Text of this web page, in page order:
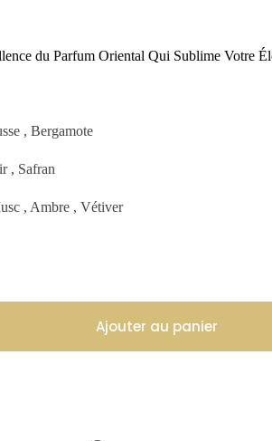
du Parfum Oriental Qui Sublime Votre
, Bergamote
, Safran
, Ambre , Vétiver
Ajouter au panier